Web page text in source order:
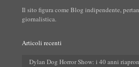
Il sito figura come Blog indipendente,
giornalistica.
Articoli recenti
Dylan Dog Horror Show: i 40 anni